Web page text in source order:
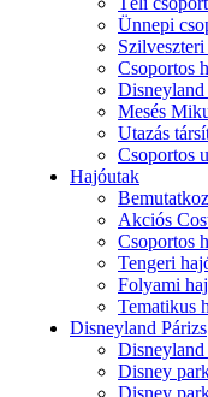
Ünnepi
Csoportos
Disneyland
Mesés
Utazás
Csoportos
Hajóutak
Akciós
Csoportos
Tengeri
Folyami
Tematikus
Disneyland Párizs
Disneyland
Disney
Disney